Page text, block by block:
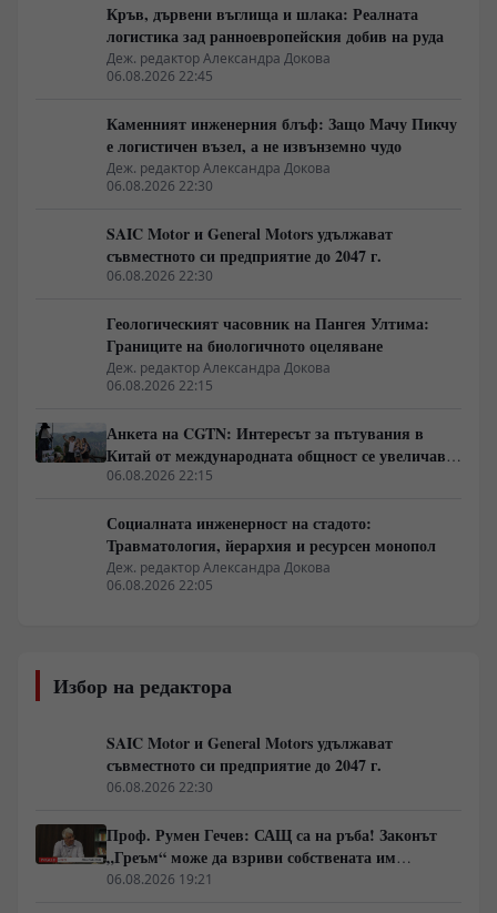
Кръв, дървени въглища и шлака: Реалната
логистика зад ранноевропейския добив на руда
Деж. редактор Александра Докова
06.08.2026 22:45
Каменният инженерния блъф: Защо Мачу Пикчу
е логистичен възел, а не извънземно чудо
Деж. редактор Александра Докова
06.08.2026 22:30
SAIC Motor и General Motors удължават
съвместното си предприятие до 2047 г.
06.08.2026 22:30
Геологическият часовник на Пангея Ултима:
Границите на биологичното оцеляване
Деж. редактор Александра Докова
06.08.2026 22:15
Анкета на CGTN: Интересът за пътувания в
Китай от международната общност се увеличава
бързо
06.08.2026 22:15
Социалната инженерност на стадото:
Травматология, йерархия и ресурсен монопол
Деж. редактор Александра Докова
06.08.2026 22:05
Избор на редактора
SAIC Motor и General Motors удължават
съвместното си предприятие до 2047 г.
06.08.2026 22:30
Проф. Румен Гечев: САЩ са на ръба! Законът
„Греъм“ може да взриви собствената им
икономика!
06.08.2026 19:21